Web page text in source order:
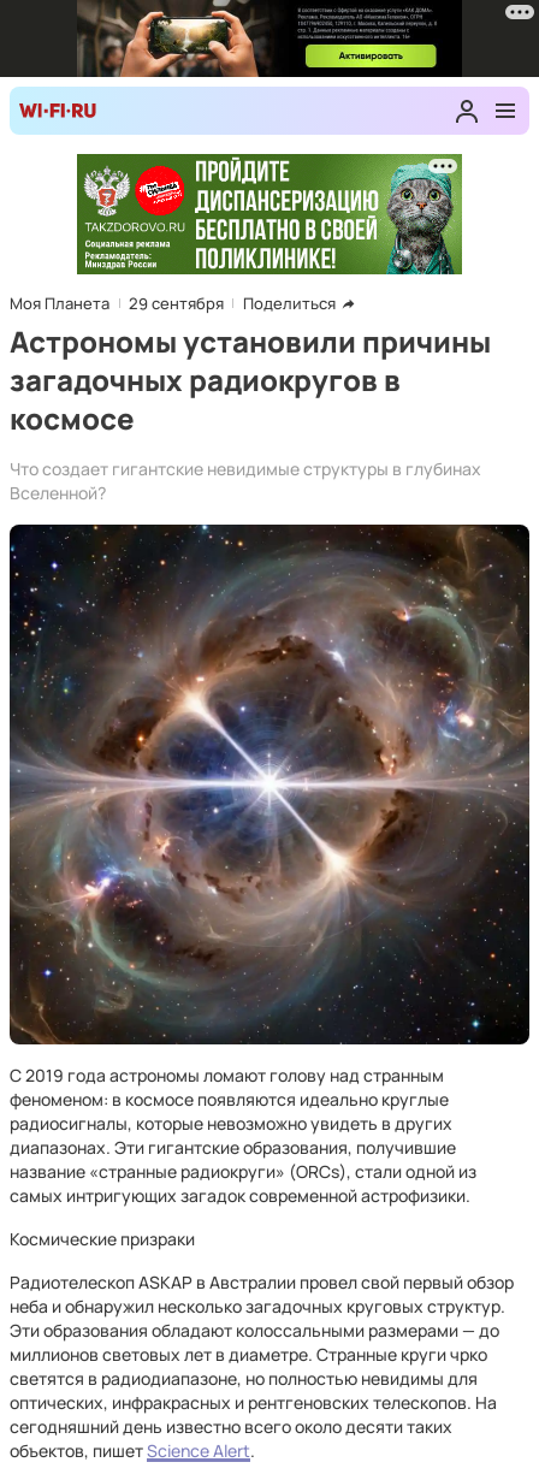
Моя Планета 29 сентября Поделиться
Астрономы установили причины
загадочных радиокругов в
космосе
Что создает гигантские невидимые структуры в глубинах
Вселенной?
С 2019 года астрономы ломают голову над странным
феноменом: в космосе появляются идеально круглые
радиосигналы, которые невозможно увидеть в других
диапазонах. Эти гигантские образования, получившие
название «странные радиокруги» (ORCs), стали одной из
самых интригующих загадок современной астрофизики.
Космические призраки
Радиотелескоп ASKAP в Австралии провел свой первый обзор
неба и обнаружил несколько загадочных круговых структур.
Эти образования обладают колоссальными размерами — до
миллионов световых лет в диаметре. Странные круги чрко
светятся в радиодиапазоне, но полностью невидимы для
оптических, инфракрасных и рентгеновских телескопов. На
сегодняшний день известно всего около десяти таких
объектов, пишетScience Alert.